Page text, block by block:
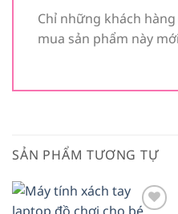
Chỉ những khách
mua sản phẩm này
SẢN PHẨM TƯƠNG TỰ